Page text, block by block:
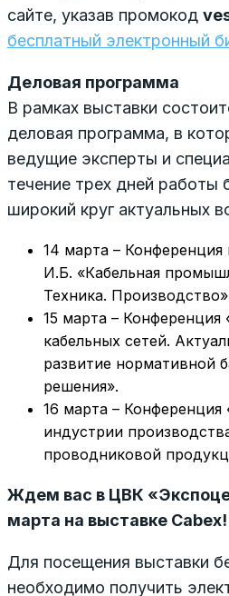
сайте, указав промокод
бесплатный электронный
Деловая программа
В рамках выставки
деловая программа, в
ведущие эксперты и
течение трех дней работы
широкий круг актуальных
14 марта –
И.Б. «Кабельная
Техника.
15 марта – Конференция
кабельных сетей.
развитие нормативной
решения».
16 марта –
индустрии
проводниковой
Ждем вас в ЦВК
марта на выставке Cabex!
Для посещения выставки
необходимо получить